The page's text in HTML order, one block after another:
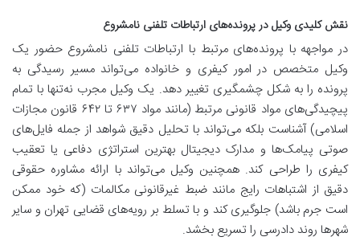
نقش کلیدی وکیل در پرونده‌های ارتباطات تلفنی نامشروع
در مواجهه با پرونده‌های مرتبط با ارتباطات تلفنی نامشروع حضور یک
وکیل متخصص در امور کیفری و خانواده می‌تواند مسیر رسیدگی به
پرونده را به شکل چشمگیری تغییر دهد. یک وکیل مجرب نه‌تنها با تمام
پیچیدگی‌های مواد قانونی مرتبط (مانند مواد ۶۳۷ تا ۶۴۲ قانون مجازات
اسلامی) آشناست بلکه می‌تواند با تحلیل دقیق شواهد از جمله فایل‌های
صوتی پیامک‌ها و مدارک دیجیتال بهترین استراتژی دفاعی یا تعقیب
کیفری را طراحی کند. همچنین وکیل می‌تواند با ارائه مشاوره حقوقی
دقیق از اشتباهات رایج مانند ضبط غیرقانونی مکالمات (که خود ممکن
است جرم باشد) جلوگیری کند و با تسلط بر رویه‌های قضایی تهران و سایر
شهرها روند دادرسی را تسریع بخشد.